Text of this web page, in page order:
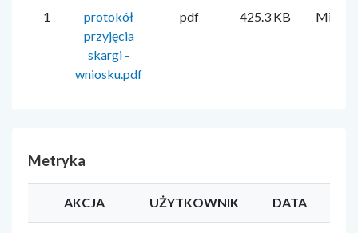
1
protokół
przyjęcia
skargi -
wniosku.pdf
pdf 425.3 KB Mirela
Metryka
AKCJA UŻYTKOWNIK DATA